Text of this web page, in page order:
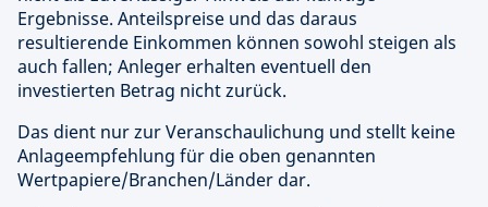
Ergebnisse. Anteilspreise und das daraus
resultierende Einkommen können sowohl steigen als
auch fallen; Anleger erhalten eventuell den
investierten Betrag nicht zurück.
Das dient nur zur Veranschaulichung und stellt keine
Anlageempfehlung für die oben genannten
Wertpapiere/Branchen/Länder dar.